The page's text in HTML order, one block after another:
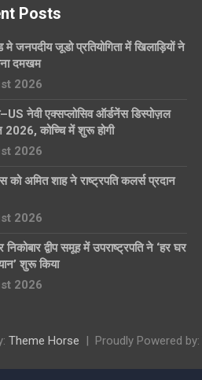
Posts
जनपदीय जूडो प्रतियोगिता में खिलाड़ियों ने
दमखम
2026
नेवी एक्सप्लोसिव ऑर्डनेंस डिस्पोज़ल
2026, कोच्चि में शुरू होगी
2026
को अमित शाह ने राष्ट्रपति कलर्स प्रदान
2026
द्वीप समूह में उपराष्ट्रपति ने ‘हर घर
शुरू किया
2026
Theme Horse Proudly Powered by: